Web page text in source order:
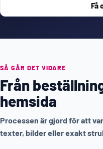
Få
SÅ GÅR DET VIDARE
Från
hemsida
Processen är gjord för att
texter, bilder eller exakt